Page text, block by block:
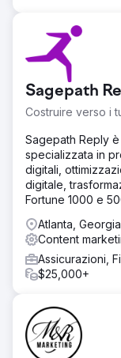
Sagepath
Costruire verso i
Sagepath Reply
specializzata in
digitali,
digitale,
Fortune 1000 e
Atlanta,
Content
Assicurazioni,
$25,000+